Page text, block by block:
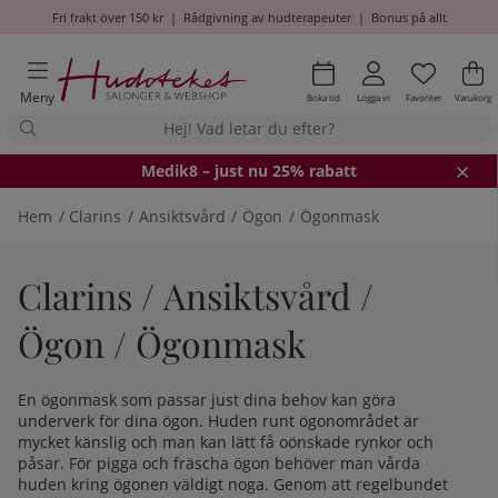
Fri frakt över 150 kr| Rådgivning av hudterapeuter| Bonus på allt
Meny Boka tid Logga in Antal i
.
Favoriter .
Varukorg
Medik8 – just nu 25% rabatt
Hem Clarins Ansiktsvård Ögon Ögonmask
Clarins / Ansiktsvård /
Ögon / Ögonmask
En ögonmask som passar just dina behov kan göra
underverk för dina ögon. Huden runt ögonområdet är
mycket känslig och man kan lätt få oönskade rynkor och
påsar. För pigga och fräscha ögon behöver man vårda
huden kring ögonen väldigt noga. Genom att regelbundet